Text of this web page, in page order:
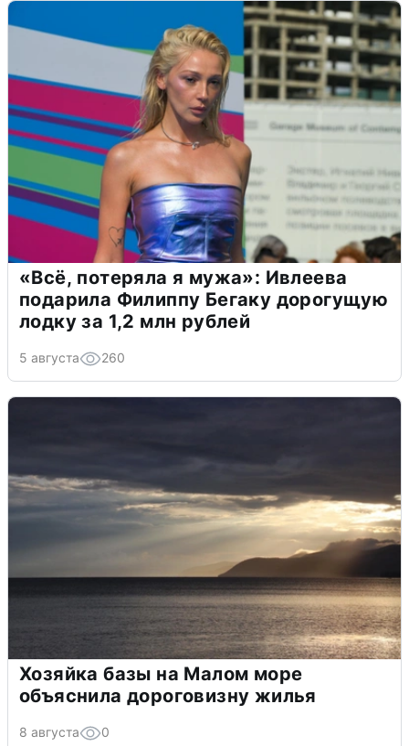
«Всё, потеряла я мужа»: Ивлеева
подарила Филиппу Бегаку дорогущую
лодку за 1,2 млн рублей
5 августа 260
Хозяйка базы на Малом море
объяснила дороговизну жилья
8 августа 0